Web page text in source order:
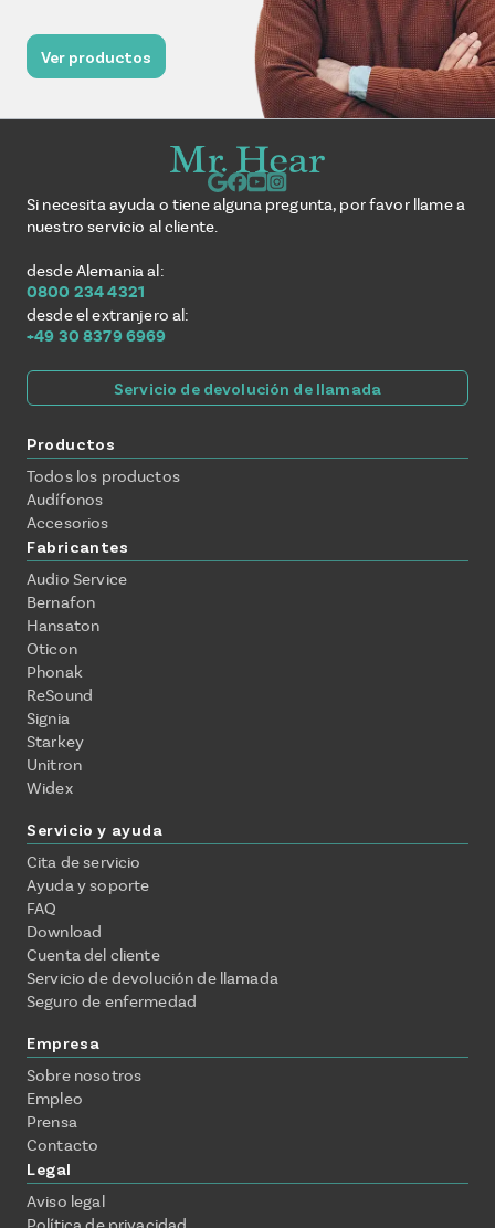
Ver productos
Si necesita ayuda o tiene alguna pregunta, por favor llame a
nuestro servicio al cliente.
desde Alemania al:
0800 234 4321
desde el extranjero al:
+49 30 8379 6969
Servicio de devolución de llamada
Productos
Todos los productos
Audífonos
Accesorios
Fabricantes
Audio Service
Bernafon
Hansaton
Oticon
Phonak
ReSound
Signia
Starkey
Unitron
Widex
Servicio y ayuda
Cita de servicio
Ayuda y soporte
FAQ
Download
Cuenta del cliente
Servicio de devolución de llamada
Seguro de enfermedad
Empresa
Sobre nosotros
Empleo
Prensa
Contacto
Legal
Aviso legal